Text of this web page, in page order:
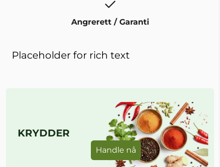
Angrerett / Garanti
Placeholder for rich text
KRYDDER
Handle nå